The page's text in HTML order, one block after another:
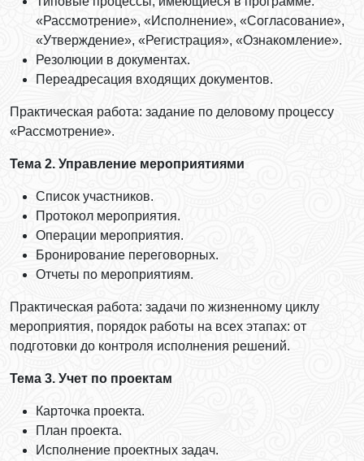
«Рассмотрение», «Исполнение», «Согласование»,
«Утверждение», «Регистрация», «Ознакомление».
Резолюции в документах.
Переадресация входящих документов.
Практическая работа: задание по деловому процессу
«Рассмотрение».
Тема 2. Управление мероприятиями
Список участников.
Протокол мероприятия.
Операции мероприятия.
Бронирование переговорных.
Отчеты по мероприятиям.
Практическая работа: задачи по жизненному циклу
мероприятия, порядок работы на всех этапах: от
подготовки до контроля исполнения решений.
Тема 3. Учет по проектам
Карточка проекта.
План проекта.
Исполнение проектных задач.